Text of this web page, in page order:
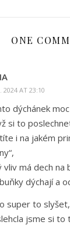
ONE
2024 AT 23:10
dýchánek
si to
i na jakém
vliv má dech na
dýchají a
super to slyšet,
jsme si to